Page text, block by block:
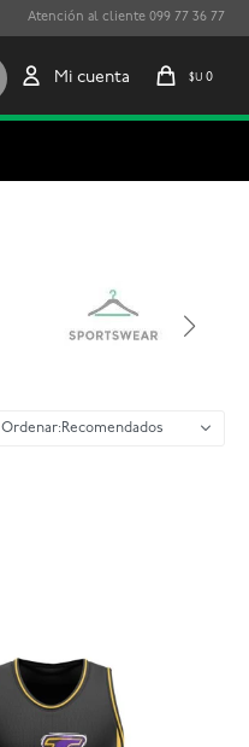
$U 0
Atención al cliente 099 77 36 77
Recomendados